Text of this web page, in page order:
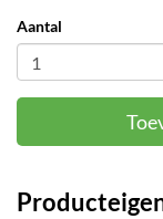
Aantal